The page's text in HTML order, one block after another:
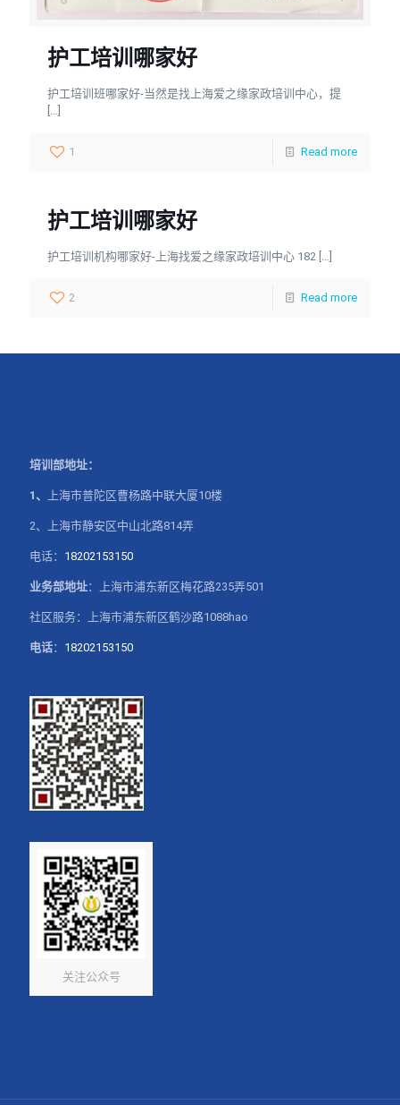
护工培训哪家好
护工培训班哪家好-当然是找上海爱之缘家政培训中心，提
[…]
1 Read more
护工培训哪家好
护工培训机构哪家好-上海找爱之缘家政培训中心 182 […]
2 Read more
培训部地址：
1、 上海市普陀区曹杨路中联大厦10楼
2、上海市静安区中山北路814弄
电话： 18202153150
业务部地址：上海市浦东新区梅花路235弄501
社区服务：上海市浦东新区鹤沙路1088hao
电话： 18202153150
关注公众号